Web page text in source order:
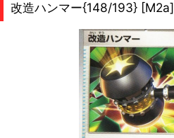
改造ハンマー{148/193} [M2a]